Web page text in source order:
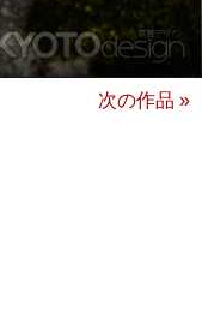
次の作品 »